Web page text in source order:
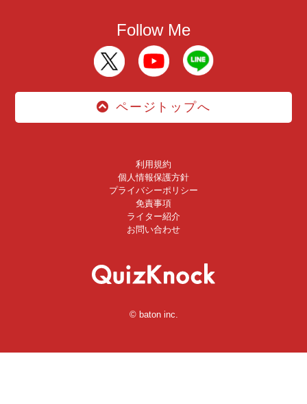
Follow Me
ページトップへ
利用規約
個人情報保護方針
プライバシーポリシー
免責事項
ライター紹介
お問い合わせ
© baton inc.